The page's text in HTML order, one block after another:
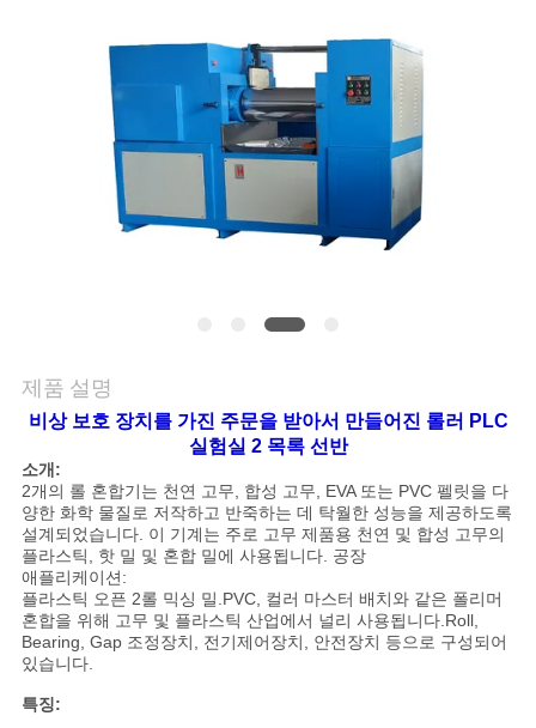
세
뉴
스
인
용
제품 설명
비상 보호 장치를 가진 주문을 받아서 만들어진 롤러 PLC
실험실 2 목록 선반
소개:
2개의 롤 혼합기는 천연 고무, 합성 고무, EVA 또는 PVC 펠릿을 다
양한 화학 물질로 저작하고 반죽하는 데 탁월한 성능을 제공하도록
설계되었습니다. 이 기계는 주로 고무 제품용 천연 및 합성 고무의
플라스틱, 핫 밀 및 혼합 밀에 사용됩니다. 공장
애플리케이션:
플라스틱 오픈 2롤 믹싱 밀.PVC, 컬러 마스터 배치와 같은 폴리머
혼합을 위해 고무 및 플라스틱 산업에서 널리 사용됩니다.Roll,
Bearing, Gap 조정장치, 전기제어장치, 안전장치 등으로 구성되어
있습니다.
특징: